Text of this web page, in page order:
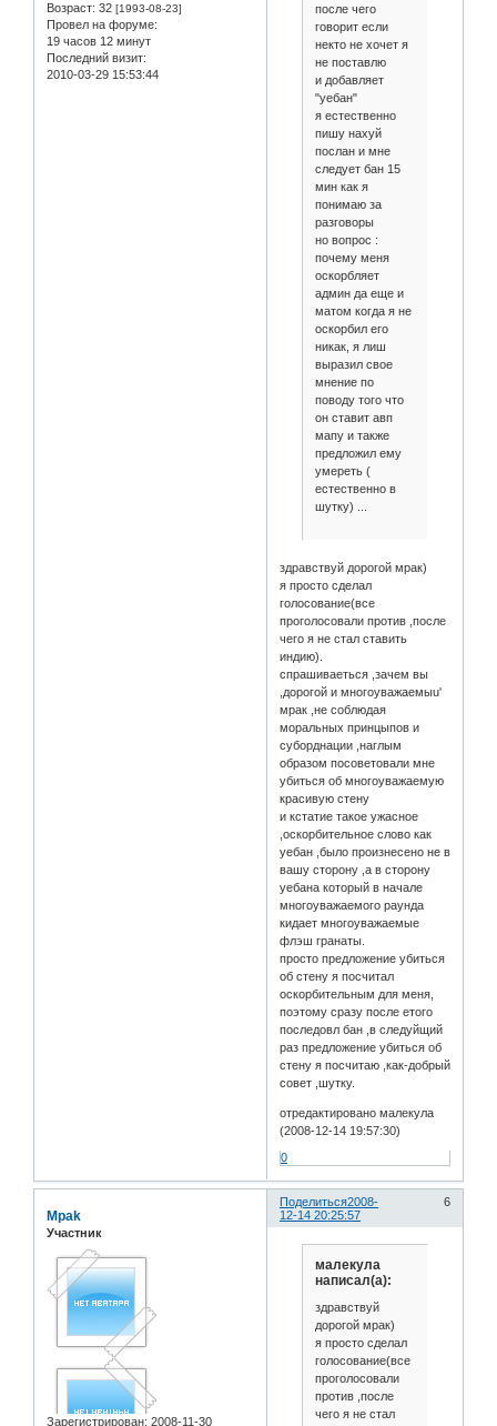
Возраст: 32 [1993-08-23]
Провел на форуме:
19 часов 12 минут
Последний визит:
2010-03-29 15:53:44
после чего
говорит если
некто не хочет я
не поставлю
и добавляет
"уебан"
я естественно
пишу нахуй
послан и мне
следует бан 15
мин как я
понимаю за
разговоры
но вопрос :
почему меня
оскорбляет
админ да еще и
матом когда я не
оскорбил его
никак, я лиш
выразил свое
мнение по
поводу того что
он ставит авп
мапу и также
предложил ему
умереть (
естественно в
шутку) ...
здравствуй дорогой мрак)
я просто сделал
голосование(все
проголосовали против ,после
чего я не стал ставить
индию).
спрашиваеться ,зачем вы
,дорогой и многоуважаемыu'
мрак ,не соблюдая
моральных принцыпов и
суборднации ,наглым
образом посоветовали мне
убиться об многоуважаемую
красивую стену
и кстатие такое ужасное
,оскорбительное слово как
уебан ,было произнесено не в
вашу сторону ,а в сторону
уебана который в начале
многоуважаемого раунда
кидает многоуважаемые
флэш гранаты.
просто предложение убиться
об стену я посчитал
оскорбительным для меня,
поэтому сразу после етого
последовл бан ,в следуйщий
раз предложение убиться об
стену я посчитаю ,как-добрый
совет ,шутку.
отредактировано малекула
(2008-12-14 19:57:30)
0
Поделиться 6
2008-
12-14 20:25:57
Mpak
Участник
Зарегистрирован: 2008-11-30
малекула
написал(а):
здравствуй
дорогой мрак)
я просто сделал
голосование(все
проголосовали
против ,после
чего я не стал